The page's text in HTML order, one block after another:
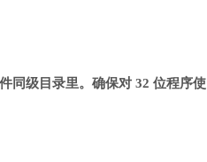
同级目录里。确保对 32 位程序使